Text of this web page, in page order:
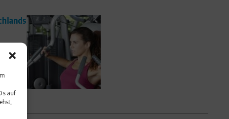
auf